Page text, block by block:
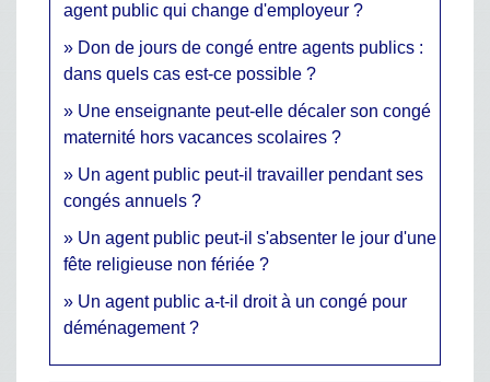
agent public qui change d'employeur ?
Don de jours de congé entre agents publics :
dans quels cas est-ce possible ?
Une enseignante peut-elle décaler son congé
maternité hors vacances scolaires ?
Un agent public peut-il travailler pendant ses
congés annuels ?
Un agent public peut-il s'absenter le jour d'une
fête religieuse non fériée ?
Un agent public a-t-il droit à un congé pour
déménagement ?